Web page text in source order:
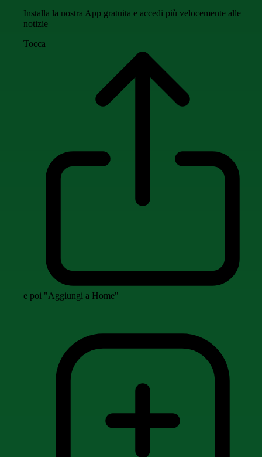
Installa la nostra App gratuita e accedi più velocemente alle
notizie
Tocca
e poi "Aggiungi a Home"